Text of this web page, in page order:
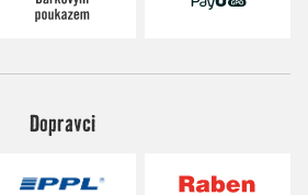
Dopravci